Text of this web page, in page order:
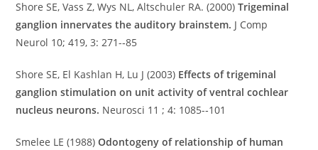
Shore SE, Vass Z, Wys NL, Altschuler RA. (2000)Trigeminal
ganglion innervates the auditory brainstem. J Comp
Neurol 10; 419, 3: 271-­‐85
Shore SE, El Kashlan H, Lu J (2003) Effects of trigeminal
ganglion stimulation on unit activity of ventral cochlear
nucleus neurons. Neurosci 11 ; 4: 1085-­‐101
Smelee LE (1988)Odontogeny of relationship of human